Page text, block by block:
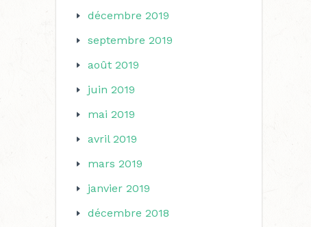
décembre 2019
septembre 2019
août 2019
juin 2019
mai 2019
avril 2019
mars 2019
janvier 2019
décembre 2018